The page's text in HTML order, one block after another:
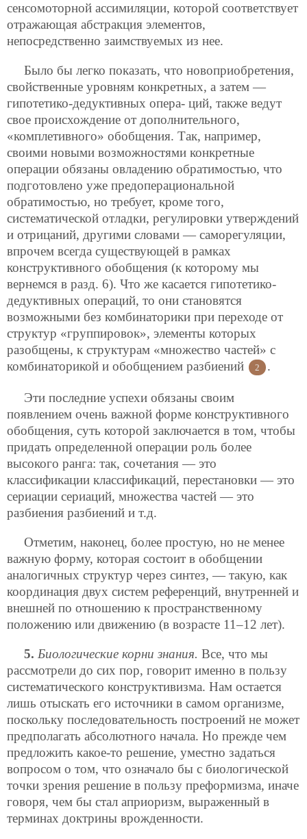
сенсомоторной ассимиляции, которой соответствует
отражающая абстракция элементов,
непосредственно заимствуемых из нее.
Было бы легко показать, что новоприобретения,
свойственные уровням конкретных, а затем —
гипотетико-дедуктивных опера- ций, также ведут
свое происхождение от дополнительного,
«комплетивного» обобщения. Так, например,
своими новыми возможностями конкретные
операции обязаны овладению обратимостью, что
подготовлено уже предоперациональной
обратимостью, но требует, кроме того,
систематической отладки, регулировки утверждений
и отрицаний, другими словами — саморегуляции,
впрочем всегда существующей в рамках
конструктивного обобщения (к которому мы
вернемся в разд. 6). Что же касается гипотетико-
дедуктивных операций, то они становятся
возможными без комбинаторики при переходе от
структур «группировок», элементы которых
разобщены, к структурам «множество частей» с
комбинаторикой и обобщением разбиений
2 .
Эти последние успехи обязаны своим
появлением очень важной форме конструктивного
обобщения, суть которой заключается в том, чтобы
придать определенной операции роль более
высокого ранга: так, сочетания — это
классификации классификаций, перестановки — это
сериации сериаций, множества частей — это
разбиения разбиений и т.д.
Отметим, наконец, более простую, но не менее
важную форму, которая состоит в обобщении
аналогичных структур через синтез, — такую, как
координация двух систем референций, внутренней и
внешней по отношению к пространственному
положению или движению (в возрасте 11–12 лет).
5. Биологические корни знания. Все, что мы
рассмотрели до сих пор, говорит именно в пользу
систематического конструктивизма. Нам остается
лишь отыскать его источники в самом организме,
поскольку последовательность построений не может
предполагать абсолютного начала. Но прежде чем
предложить какое-то решение, уместно задаться
вопросом о том, что означало бы с биологической
точки зрения решение в пользу преформизма, иначе
говоря, чем бы стал априоризм, выраженный в
терминах доктрины врожденности.